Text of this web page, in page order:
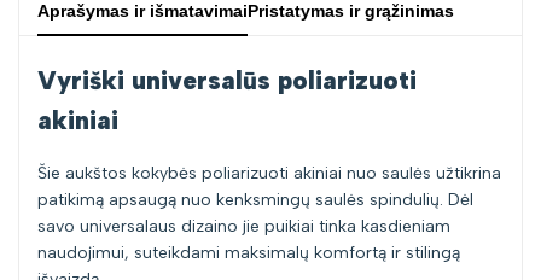
Aprašymas ir išmatavimaiPristatymas ir grąžinimas
Vyriški universalūs poliarizuoti
akiniai
Šie aukštos kokybės poliarizuoti akiniai nuo saulės užtikrina
patikimą apsaugą nuo kenksmingų saulės spindulių. Dėl
savo universalaus dizaino jie puikiai tinka kasdieniam
naudojimui, suteikdami maksimalų komfortą ir stilingą